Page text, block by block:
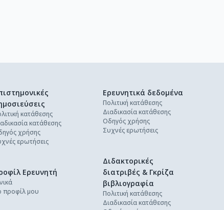
κατάθεσης
κατάθεσης
χρήσης
ερωτήσεις
Ερευνητικά δεδομένα
Πολιτική κατάθεσης
Διαδικασία κατάθεσης
Οδηγός χρήσης
Συχνές ερωτήσεις
Διδακτορικές
διατριβές & Γκρίζα
βιβλιογραφία
Πολιτική κατάθεσης
Διαδικασία κατάθεσης
Ερευνητή
προφίλ μου